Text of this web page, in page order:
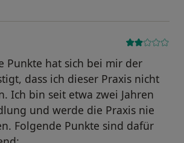
Punkte hat sich bei mir der
dass ich dieser Praxis nicht
Ich bin seit etwa zwei Jahren
und werde die Praxis nie
Folgende Punkte sind dafür